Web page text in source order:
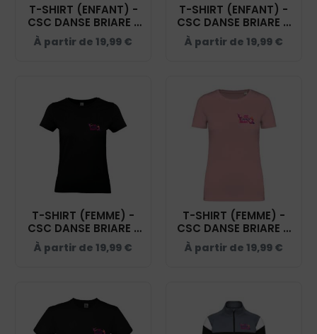
T-SHIRT (ENFANT) -
CSC DANSE BRIARE -
NOIR - BC03TK
À partir de 19,99 €
T-SHIRT (ENFANT) -
CSC DANSE BRIARE –
ROSE PALE - NS307
À partir de 19,99 €
T-SHIRT (FEMME) -
CSC DANSE BRIARE -
NOIR - BC04T
À partir de 19,99 €
T-SHIRT (FEMME) -
CSC DANSE BRIARE –
ROSE PALE - NS324
À partir de 19,99 €